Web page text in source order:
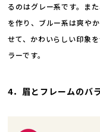
るのはグレー系です。ま
を作り、ブルー系は爽や
せて、かわいらしい印象
ラーです。
4．眉とフレームのバ